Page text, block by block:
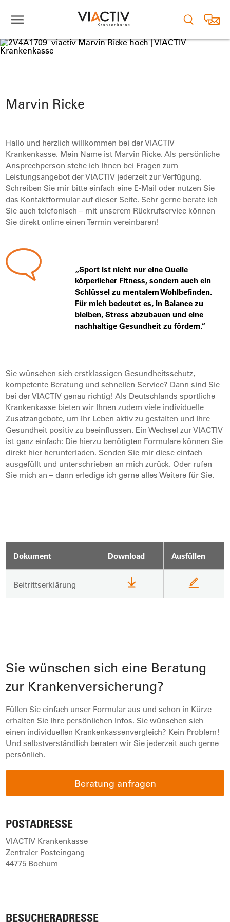
vCard Marvin Ricke
Marvin Ricke
Hallo und herzlich willkommen bei der VIACTIV
Krankenkasse. Mein Name ist Marvin Ricke. Als persönliche
Ansprechperson stehe ich Ihnen bei Fragen zum
Leistungsangebot der VIACTIV jederzeit zur Verfügung.
Schreiben Sie mir bitte einfach eine E-Mail oder nutzen Sie
das Kontaktformular auf dieser Seite. Sehr gerne berate ich
Sie auch telefonisch – mit unserem Rückrufservice können
Sie direkt online einen Termin vereinbaren!
„Sport ist nicht nur eine Quelle
körperlicher Fitness, sondern auch ein
Schlüssel zu mentalem Wohlbefinden.
Für mich bedeutet es, in Balance zu
bleiben, Stress abzubauen und eine
nachhaltige Gesundheit zu fördern.“
Sie wünschen sich erstklassigen Gesundheitsschutz,
kompetente Beratung und schnellen Service? Dann sind Sie
bei der VIACTIV genau richtig! Als Deutschlands sportliche
Krankenkasse bieten wir Ihnen zudem viele individuelle
Zusatzangebote, um Ihr Leben aktiv zu gestalten und Ihre
Gesundheit positiv zu beeinflussen. Ein Wechsel zur VIACTIV
ist ganz einfach: Die hierzu benötigten Formulare können Sie
direkt hier herunterladen. Senden Sie mir diese einfach
ausgefüllt und unterschrieben an mich zurück. Oder rufen
Sie mich an – dann erledige ich gerne alles Weitere für Sie.
Dokument Download Ausfüllen
Beitrittserklärung
Sie wünschen sich eine Beratung
zur Krankenversicherung?
Füllen Sie einfach unser Formular aus und schon in Kürze
erhalten Sie Ihre persönlichen Infos. Sie wünschen sich
einen individuellen Krankenkassenvergleich? Kein Problem!
Und selbstverständlich beraten wir Sie jederzeit auch gerne
persönlich.
Beratung anfragen
POSTADRESSE
VIACTIV Krankenkasse
Zentraler Posteingang
44775 Bochum
BESUCHERADRESSE